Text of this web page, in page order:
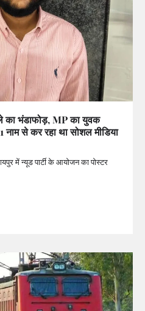
भंडाफोड़, MP का युवक
से कर रहा था सोशल मीडिया
में न्यूड पार्टी के आयोजन का पोस्टर